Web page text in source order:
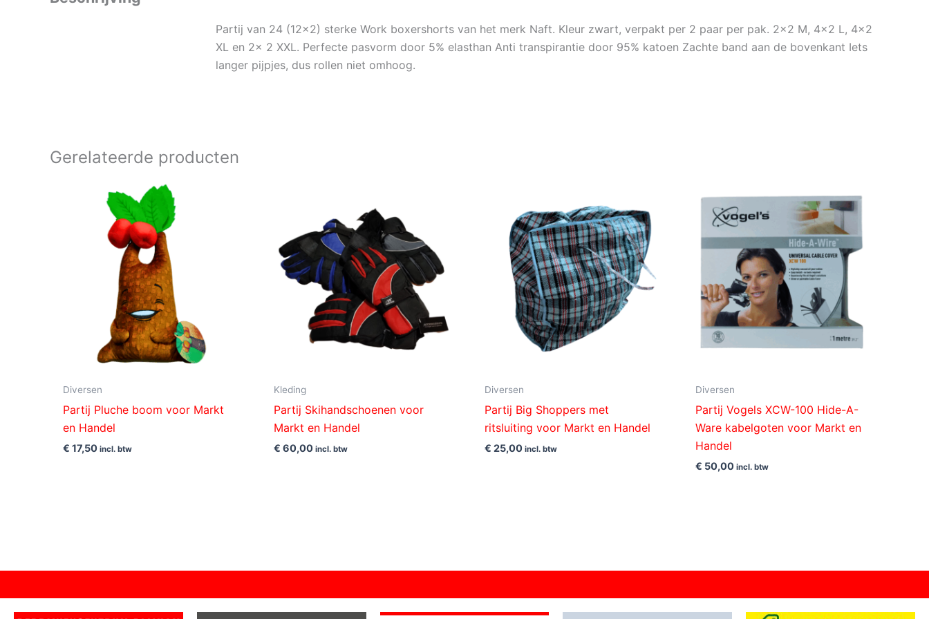
Partij van 24 (12×2) sterke Work boxershorts van het merk Naft. Kleur zwart, verpakt per 2 paar per pak. 2×2 M, 4×2 L, 4×2
XL en 2x 2 XXL. Perfecte pasvorm door 5% elasthan Anti transpirantie door 95% katoen Zachte band aan de bovenkant Iets
langer pijpjes, dus rollen niet omhoog.
Gerelateerde producten
Diversen
Partij Pluche boom voor Markt
en Handel
€ 17,50 incl. btw
Kleding
Partij Skihandschoenen voor
Markt en Handel
€ 60,00 incl. btw
Diversen
Partij Big Shoppers met
ritsluiting voor Markt en Handel
€ 25,00 incl. btw
Diversen
Partij Vogels XCW-100 Hide-A-
Ware kabelgoten voor Markt en
Handel
€ 50,00 incl. btw